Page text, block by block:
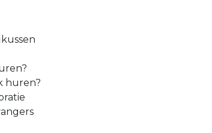
huren?